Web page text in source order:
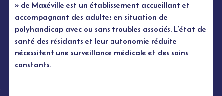
» de Maxéville est un établissement accueillant et
accompagnant des adultes en situation de
polyhandicap avec ou sans troubles associés. L’état de
santé des résidants et leur autonomie réduite
nécessitent une surveillance médicale et des soins
constants.